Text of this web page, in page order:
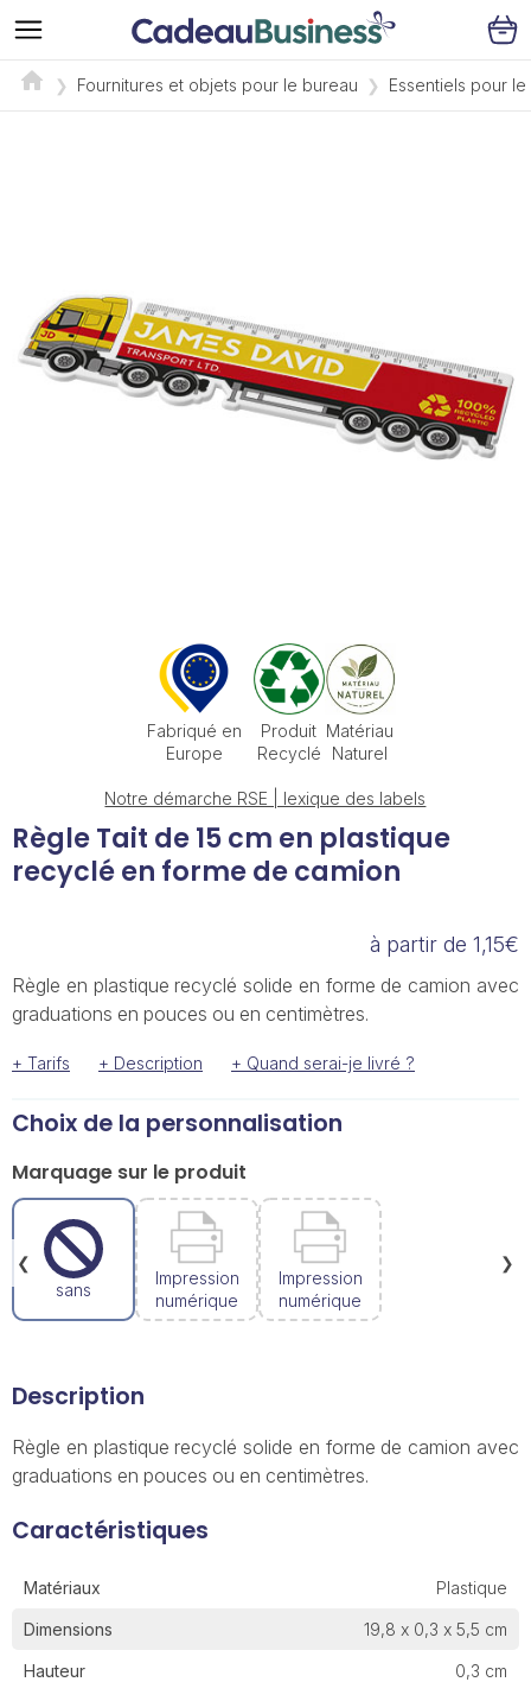
Fournitures et objets pour le bureau Essentiels pour
Fabriqué en
Europe
Produit
Recyclé
Matériau
Naturel
Notre démarche RSE | lexique des labels
Règle Tait de 15 cm en plastique
recyclé en forme de camion
à partir de 1,15€
Règle en plastique recyclé solide en forme de camion avec
graduations en pouces ou en centimètres.
+ Tarifs + Description + Quand serai-je livré ?
Choix de la personnalisation
Marquage sur le produit
sans
Impression
numérique
Impression
numérique
❯
❮
Description
Règle en plastique recyclé solide en forme de camion avec
graduations en pouces ou en centimètres.
Caractéristiques
Matériaux Plastique
Dimensions 19,8 x 0,3 x 5,5 cm
Hauteur 0,3 cm